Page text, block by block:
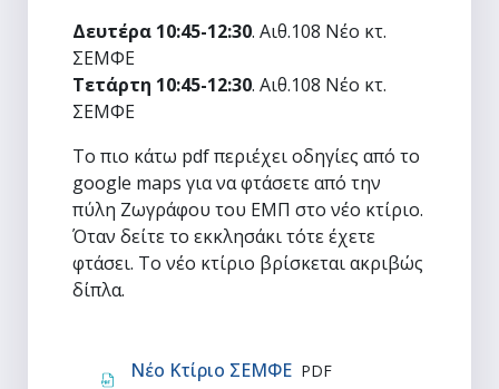
Δευτέρα 10:45-12:30. Αιθ.108 Νέο κτ.
ΣΕΜΦΕ
Τετάρτη 10:45-12:30. Αιθ.108 Νέο κτ.
ΣΕΜΦΕ
Το πιο κάτω pdf περιέχει οδηγίες από το
google maps για να φτάσετε από την
πύλη Ζωγράφου του ΕΜΠ στο νέο κτίριο.
Όταν δείτε το εκκλησάκι τότε έχετε
φτάσει. Το νέο κτίριο βρίσκεται ακριβώς
δίπλα.
Νέο Κτίριο ΣΕΜΦΕ Αρχείο
PDF